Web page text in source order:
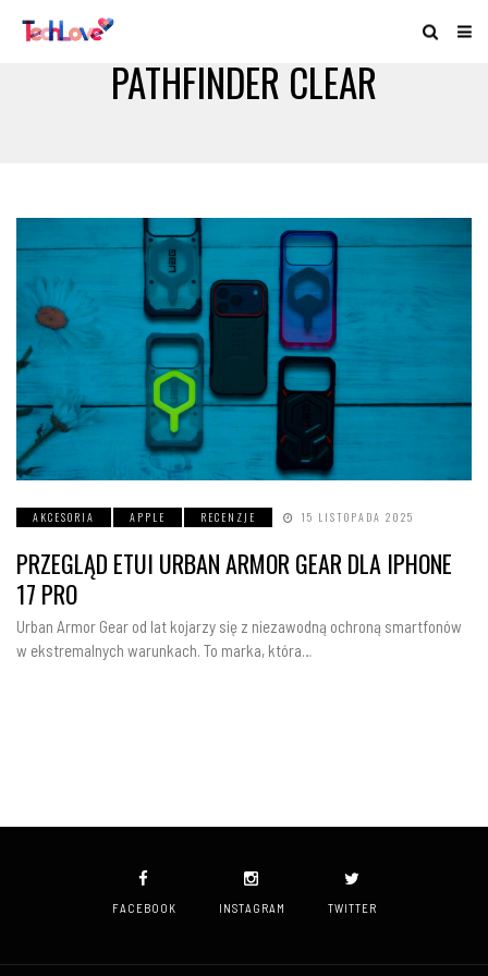
PATHFINDER CLEAR
AKCESORIA APPLE RECENZJE 15 LISTOPADA 2025
PRZEGLĄD ETUI URBAN ARMOR GEAR DLA IPHONE
17 PRO
Urban Armor Gear od lat kojarzy się z niezawodną ochroną smartfonów
w ekstremalnych warunkach. To marka, która…
FACEBOOK INSTAGRAM TWITTER